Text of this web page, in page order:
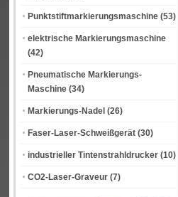
Punktstiftmarkierungsmaschine (53)
elektrische Markierungsmaschine
(42)
Pneumatische Markierungs-
Maschine (34)
Markierungs-Nadel (26)
Faser-Laser-Schweißgerät (30)
industrieller Tintenstrahldrucker (10)
CO2-Laser-Graveur (7)